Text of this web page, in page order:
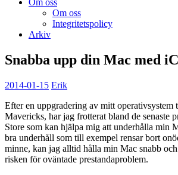
Om oss
Om oss
Integritetspolicy
Arkiv
Snabba upp din Mac med
2014-01-15 Erik
Efter en uppgradering av mitt operativsystem
Mavericks, har jag frotterat bland de senaste
Store som kan hjälpa mig att underhålla min
bra underhåll som till exempel rensar bort
minne, kan jag alltid hålla min Mac snabb
risken för oväntade prestandaproblem.